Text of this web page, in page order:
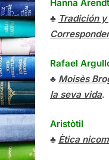
Hanna Arendt
♣ Tradición
Rafael
♣ Moisès
la seva vida.
Aristòtil
♣ Ètica